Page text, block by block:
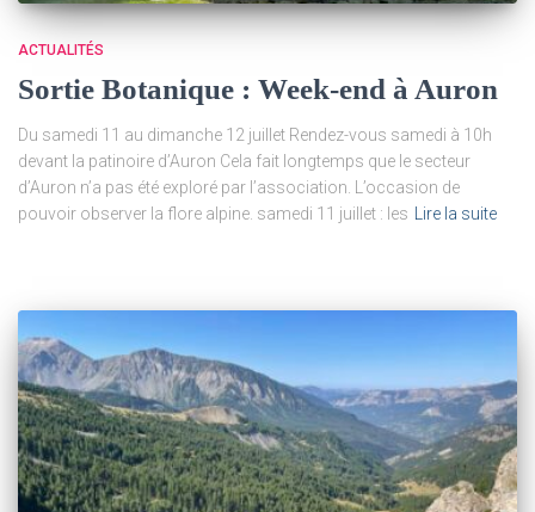
ACTUALITÉS
Sortie Botanique : Week-end à Auron
Du samedi 11 au dimanche 12 juillet Rendez-vous samedi à 10h
devant la patinoire d’Auron Cela fait longtemps que le secteur
d’Auron n’a pas été exploré par l’association. L’occasion de
pouvoir observer la flore alpine. samedi 11 juillet : les
Lire la suite